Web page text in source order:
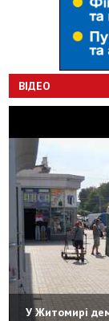
ВІДЕО
У Житомирі